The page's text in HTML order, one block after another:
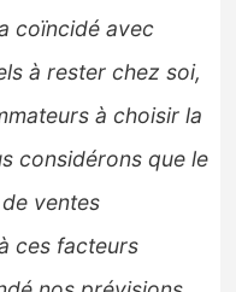
coïncidé avec
à rester chez soi,
à choisir la
considérons que le
ventes
ces facteurs